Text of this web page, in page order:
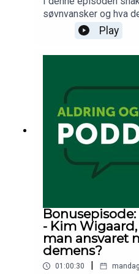
søvnvansker og hva
aldringsprosessen.
sammenhengen
cellene våre, og
samfunnet, livsløp og
alderdommen over
Play
- Kim
man ansvaret
demens?
01:00:30 |